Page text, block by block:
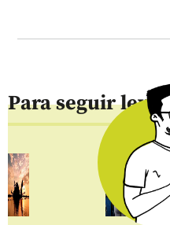
Para seguir